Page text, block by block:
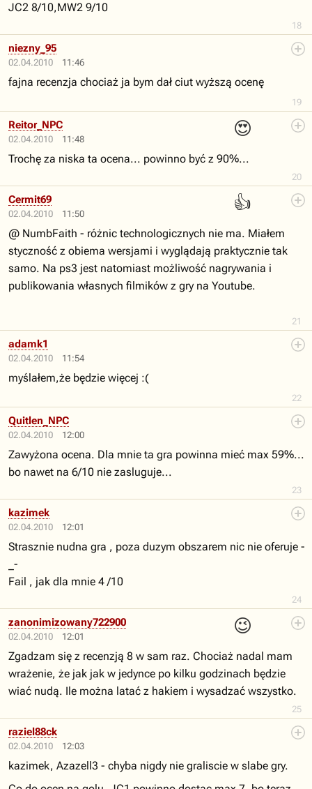
18
JC2 8/10,MW2 9/10
02.04.2010 11:46
19
niezny_95
fajna recenzja chociaż ja bym dał ciut wyższą ocenę
02.04.2010 11:48
😍
20
Reitor_NPC
Trochę za niska ta ocena... powinno być z 90%...
02.04.2010 11:50
👍
21
Cermit69
@ NumbFaith - różnic technologicznych nie ma. Miałem
styczność z obiema wersjami i wyglądają praktycznie tak
samo. Na ps3 jest natomiast możliwość nagrywania i
publikowania własnych filmików z gry na Youtube.
02.04.2010 11:54
22
adamk1
myślałem,że będzie więcej :(
02.04.2010 12:00
23
Quitlen_NPC
Zawyżona ocena. Dla mnie ta gra powinna mieć max 59%...
bo nawet na 6/10 nie zasluguje...
02.04.2010 12:01
24
kazimek
Strasznie nudna gra , poza duzym obszarem nic nie oferuje -
_-
Fail , jak dla mnie 4 /10
02.04.2010 12:01
😉
25
zanonimizowany722900
Zgadzam się z recenzją 8 w sam raz. Chociaż nadal mam
wrażenie, że jak jak w jedynce po kilku godzinach będzie
wiać nudą. Ile można latać z hakiem i wysadzać wszystko.
02.04.2010 12:03
raziel88ck
kazimek, Azazell3 - chyba nigdy nie graliscie w slabe gry.